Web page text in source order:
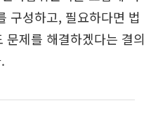
구성하고, 필요하다면 법
제를 해결하겠다는 결의